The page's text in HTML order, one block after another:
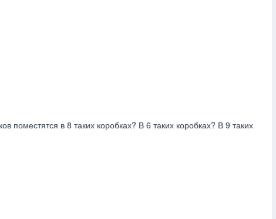
поместятся в 8 таких коробках? В 6 таких коробках? В 9 таких